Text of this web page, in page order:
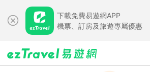
下載免費易遊網APP
機票、訂房及旅遊專屬優惠